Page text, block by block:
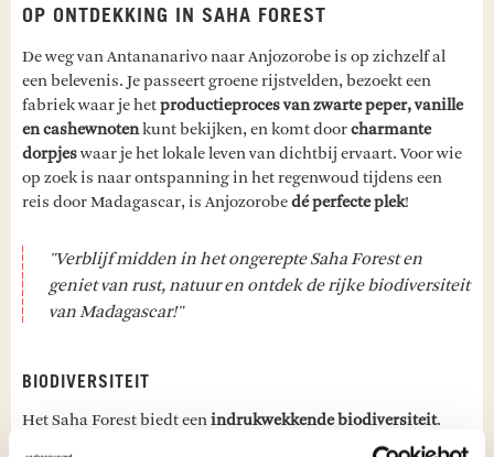
OP ONTDEKKING IN SAHA FOREST
De weg van Antananarivo naar Anjozorobe is op zichzelf al
een belevenis. Je passeert groene rijstvelden, bezoekt een
fabriek waar je hetproductieproces van zwarte peper, vanille
en cashewnotenkunt bekijken, en komt doorcharmante
dorpjeswaar je het lokale leven van dichtbij ervaart. Voor wie
op zoek is naar ontspanning in het regenwoud tijdens een
reis door Madagascar, is Anjozorobedé perfecte plek!
"Verblijf midden in het ongerepte Saha Forest en
geniet van rust, natuur en ontdek de rijke biodiversiteit
van Madagascar!"
BIODIVERSITEIT
Het Saha Forest biedt eenindrukwekkende biodiversiteit.
Lemuren slingeren door de bomen, en talloze vogelsoorten